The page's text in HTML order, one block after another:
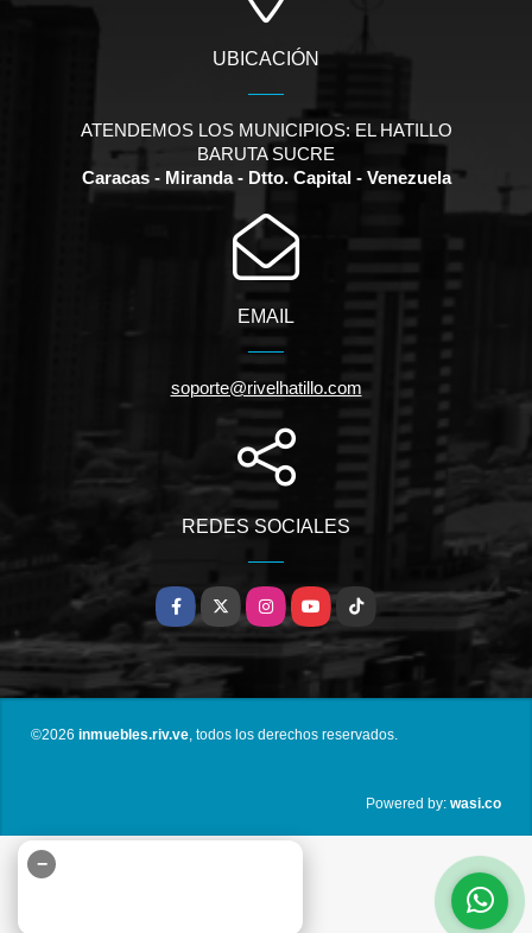
UBICACIÓN
ATENDEMOS LOS MUNICIPIOS: EL HATILLO
BARUTA SUCRE
Caracas - Miranda - Dtto. Capital - Venezuela
EMAIL
soporte@rivelhatillo.com
REDES SOCIALES
Facebook
X InstagramYouTubeTikTok
©2026 inmuebles.riv.ve, todos los derechos reservados.
Powered by: wasi.co
−